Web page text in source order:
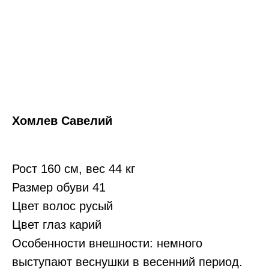
Хомлев Савелий
Рост 160 см, вес 44 кг
Размер обуви 41
Цвет волос русый
Цвет глаз карий
Особенности внешности: немного
выступают веснушки в весенний период.